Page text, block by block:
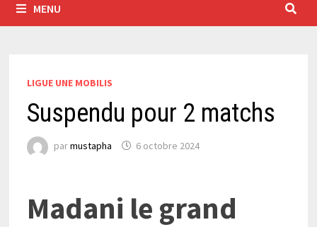
MENU
LIGUE UNE MOBILIS
Suspendu pour 2 matchs
parmustapha 6 octobre 2024
Madani le grand